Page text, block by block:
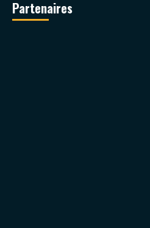
Partenaires